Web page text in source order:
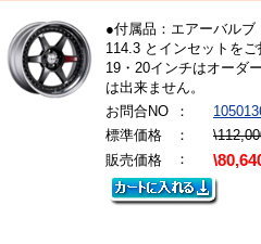
●付属品：エアーバル
114.3 とインセットを
19・20インチはオーダ
は出来ません。
お問合NO
：
標準価格
：
販売価格
：